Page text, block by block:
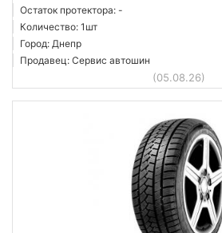
Остаток протектора: -
Количество: 1шт
Город: Днепр
Продавец: Сервис автошин
(05.08.26)